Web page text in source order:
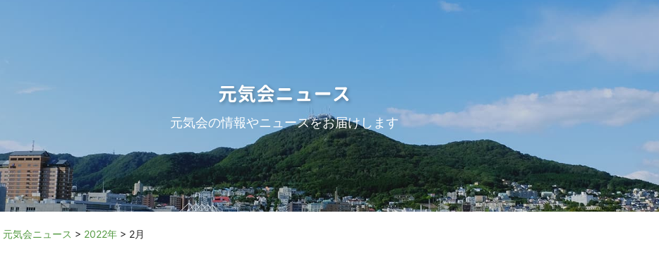
元気会ニュース
元気会の情報やニュースをお届けします
元気会ニュース > 2022年> 2月